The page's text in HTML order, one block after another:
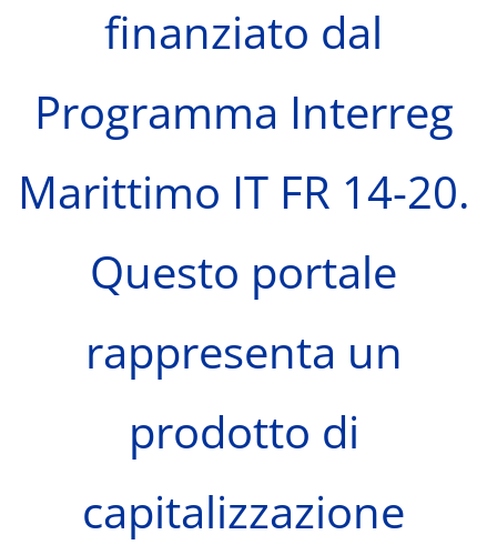
finanziato dal
Programma Interreg
Marittimo IT FR 14-20.
Questo portale
rappresenta un
prodotto di
capitalizzazione